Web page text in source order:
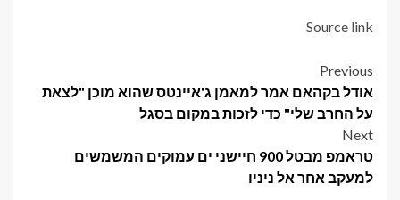
Source link
Post
navigation
Previous
אודל בקהאם אמר למאמן ג'איינטס שהוא מוכן "לצאת
על החרב שלי" כדי לזכות במקום בסגל
Next
טראמפ מבטל 900 חיישני ים עמוקים המשמשים
למעקב אחר אל ניניו